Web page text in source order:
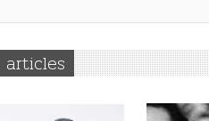
articles